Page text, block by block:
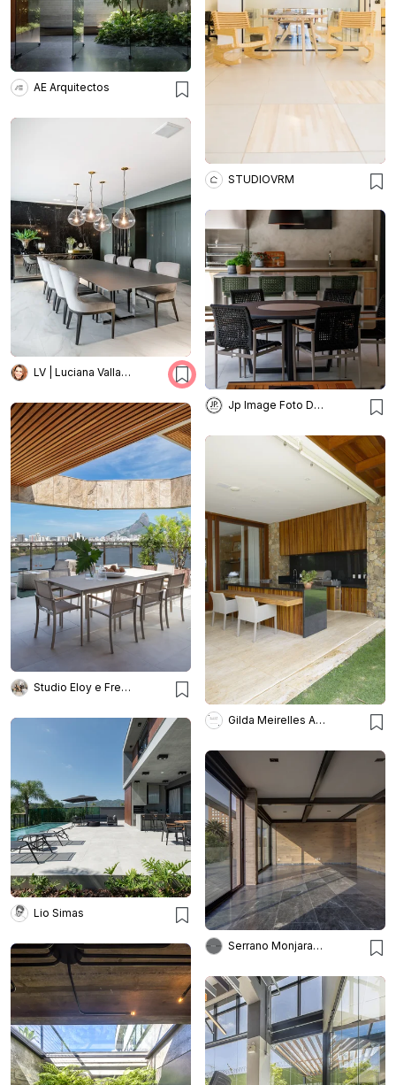
AE Arquitectos
STUDIOVRM
LV | Luciana Valladares
Jp Image Foto Design
Studio Eloy e Freitas Arquitetura
Gilda Meirelles Arquitetura
Lio Simas
Serrano Monjaraz Arquitectos